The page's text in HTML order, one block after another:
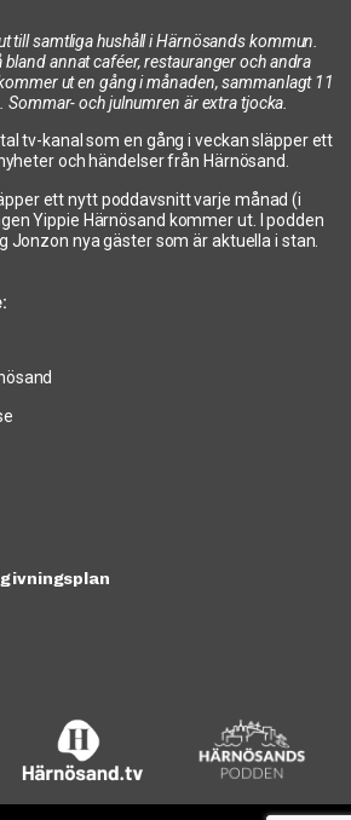
till samtliga hushåll i Härnösands kommun.
annat caféer, restauranger och andra
ut en gång i månaden, sammanlagt 11
och julnumren är extra tjocka.
tv-kanal som en gång i veckan släpper ett
och händelser från Härnösand.
ett nytt poddavsnitt varje månad (i
Yippie Härnösand kommer ut. I podden
Jonzon nya gäster som är aktuella i stan.